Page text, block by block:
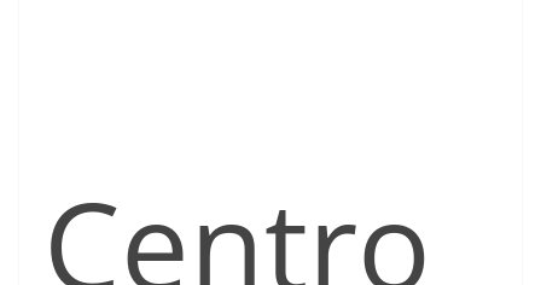
Centro